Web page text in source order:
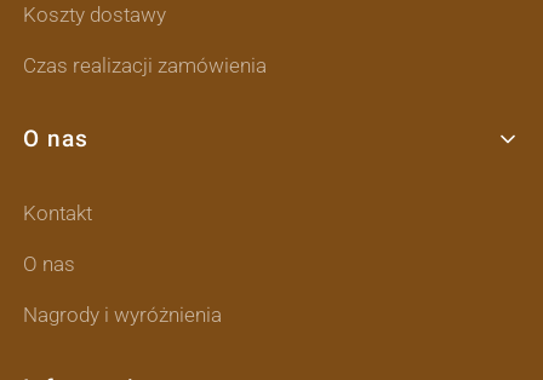
Koszty dostawy
Czas realizacji zamówienia
O nas
Kontakt
O nas
Nagrody i wyróżnienia